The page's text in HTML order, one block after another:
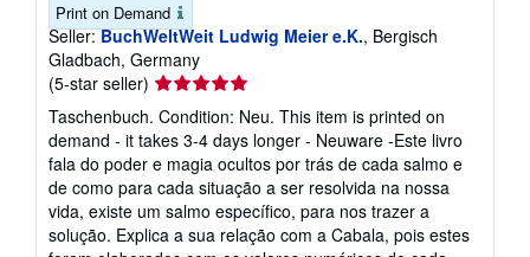
Print on Demand
Seller: BuchWeltWeit Ludwig Meier e.K., Bergisch
Gladbach, Germany
(5-star seller) Seller
rating
5
out
of
5
stars
Taschenbuch. Condition: Neu. This item is printed on
demand - it takes 3-4 days longer - Neuware -Este livro
fala do poder e magia ocultos por trás de cada salmo e
de como para cada situação a ser resolvida na nossa
vida, existe um salmo específico, para nos trazer a
solução. Explica a sua relação com a Cabala, pois estes